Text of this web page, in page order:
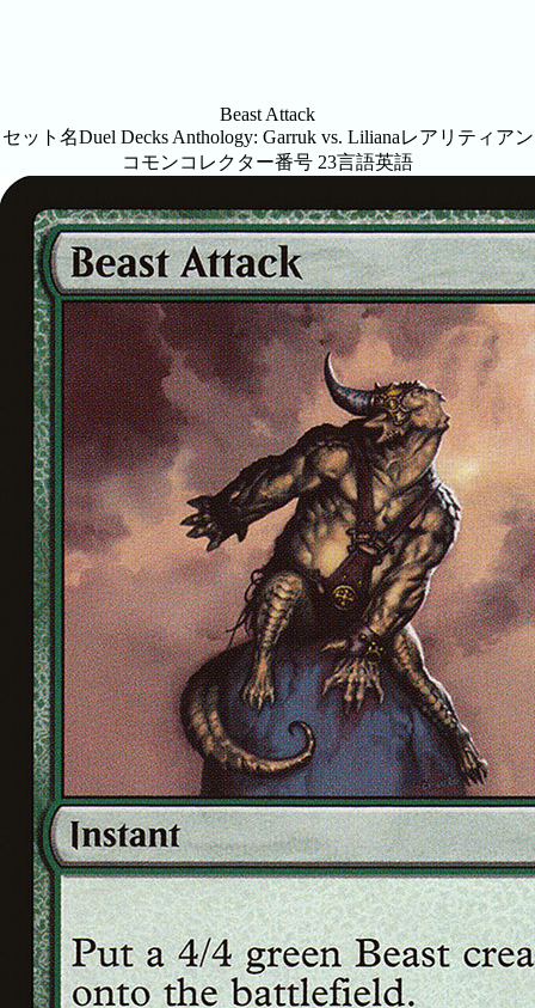
Beast Attack
セット名Duel Decks Anthology: Garruk vs. Lilianaレアリティ アン
コモンコレクター番号 23言語英語